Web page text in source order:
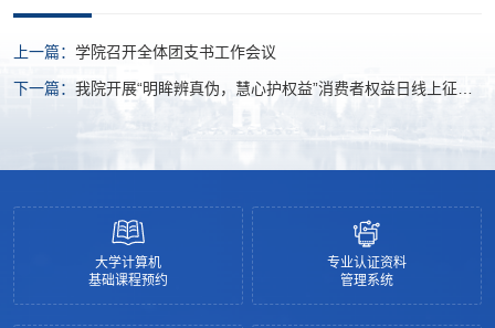
上一篇： 学院召开全体团支书工作会议
下一篇： 我院开展“明眸辨真伪，慧心护权益”消费者权益日线上征集
大学计算机
基础课程预约
专业认证资料
管理系统